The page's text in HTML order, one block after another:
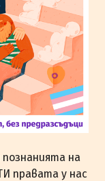
на
правата у нас